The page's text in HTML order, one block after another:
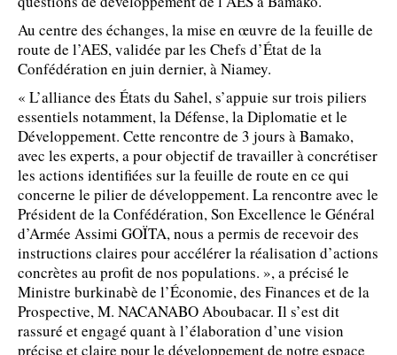
Au centre des échanges, la mise en œuvre de la feuille de
route de l’AES, validée par les Chefs d’État de la
Confédération en juin dernier, à Niamey.
« L’alliance des États du Sahel, s’appuie sur trois piliers
essentiels notamment, la Défense, la Diplomatie et le
Développement. Cette rencontre de 3 jours à Bamako,
avec les experts, a pour objectif de travailler à concrétiser
les actions identifiées sur la feuille de route en ce qui
concerne le pilier de développement. La rencontre avec le
Président de la Confédération, Son Excellence le Général
d’Armée Assimi GOÏTA, nous a permis de recevoir des
instructions claires pour accélérer la réalisation d’actions
concrètes au profit de nos populations. », a précisé le
Ministre burkinabè de l’Économie, des Finances et de la
Prospective, M. NACANABO Aboubacar. Il s’est dit
rassuré et engagé quant à l’élaboration d’une vision
précise et claire pour le développement de notre espace